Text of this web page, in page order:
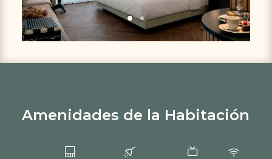
Amenidades de la Habitación